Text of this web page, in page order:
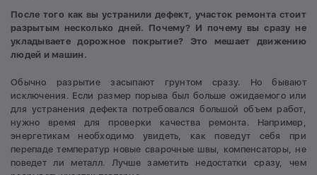
После того как вы устранили дефект, участок ремонта стоит
разрытым несколько дней. Почему? И почему вы сразу не
укладываете дорожное покрытие? Это мешает движению
людей и машин.
Обычно разрытие засыпают грунтом сразу. Но бывают
исключения. Если размер порыва был больше ожидаемого или
для устранения дефекта потребовался большой объем работ,
нужно время для проверки качества ремонта. Например,
энергетикам необходимо увидеть, как поведут себя при
перепаде температур новые сварочные швы, компенсаторы, не
поведет ли металл. Лучше заметить недостатки сразу, чем